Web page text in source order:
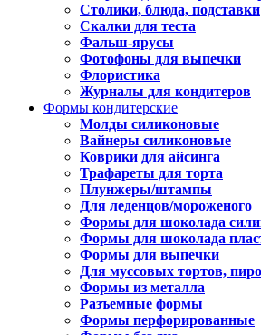
Столики, блюда, подставки
Скалки для теста
Фальш-ярусы
Фотофоны для выпечки
Флористика
Журналы для кондитеров
Формы кондитерские
Молды силиконовые
Вайнеры силиконовые
Коврики для айсинга
Трафареты для торта
Плунжеры/штампы
Для леденцов/мороженого
Формы для шоколада
Формы для шоколада
Формы для выпечки
Для муссовых тортов,
Формы из металла
Разъемные формы
Формы перфорированные